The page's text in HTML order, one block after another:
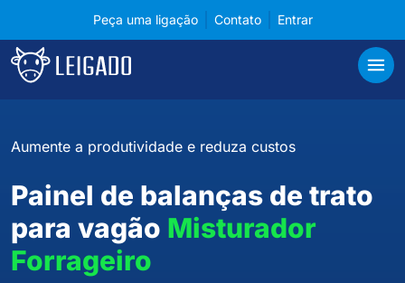
Painel indicador de pesagem para vagão forrageir
Peça uma ligação Contato Entrar
Leigado
Aumente a produtividade e reduza custos
Painel de balanças de trato
para vagão Misturador
Forrageiro